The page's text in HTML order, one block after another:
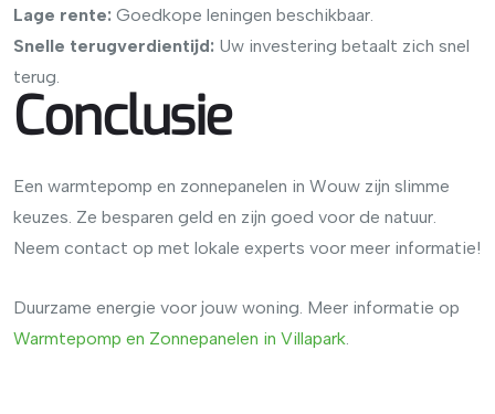
Lage rente: Goedkope leningen beschikbaar.
Snelle terugverdientijd: Uw investering betaalt zich snel
terug.
Conclusie
Een warmtepomp en zonnepanelen in Wouw zijn slimme
keuzes. Ze besparen geld en zijn goed voor de natuur.
Neem contact op met lokale experts voor meer informatie!
Duurzame energie voor jouw woning. Meer informatie op
Warmtepomp en Zonnepanelen in Villapark.